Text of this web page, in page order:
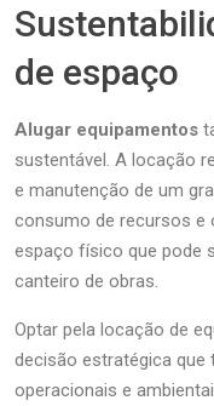
de espaço
Alugar equipamentos
sustentável. A locação
e manutenção de um
consumo de recursos e
espaço físico que pode
canteiro de obras.
Optar pela locação de
decisão estratégica que
operacionais e